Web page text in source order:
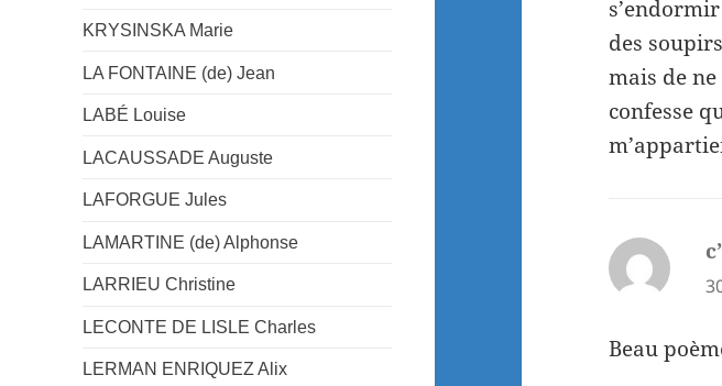
KRYSINSKA Marie
LA FONTAINE (de) Jean
LABÉ Louise
LACAUSSADE Auguste
LAFORGUE Jules
LAMARTINE (de) Alphonse
LARRIEU Christine
LECONTE DE LISLE Charles
LERMAN ENRIQUEZ Alix
des
mais de
confesse
Beau